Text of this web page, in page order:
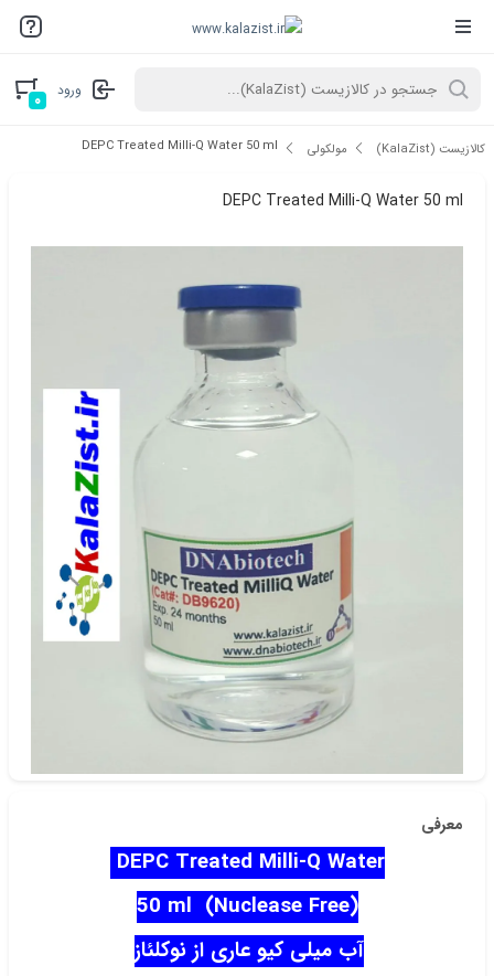
ورود ۰
کالازیست (KalaZist) مولکولی DEPC Treated Milli-Q Water 50 ml
DEPC Treated Milli-Q Water 50 ml
معرفی
DEPC Treated Milli-Q Water
50 ml (Nuclease Free)
آب میلی کیو عاری از نوکلئاز